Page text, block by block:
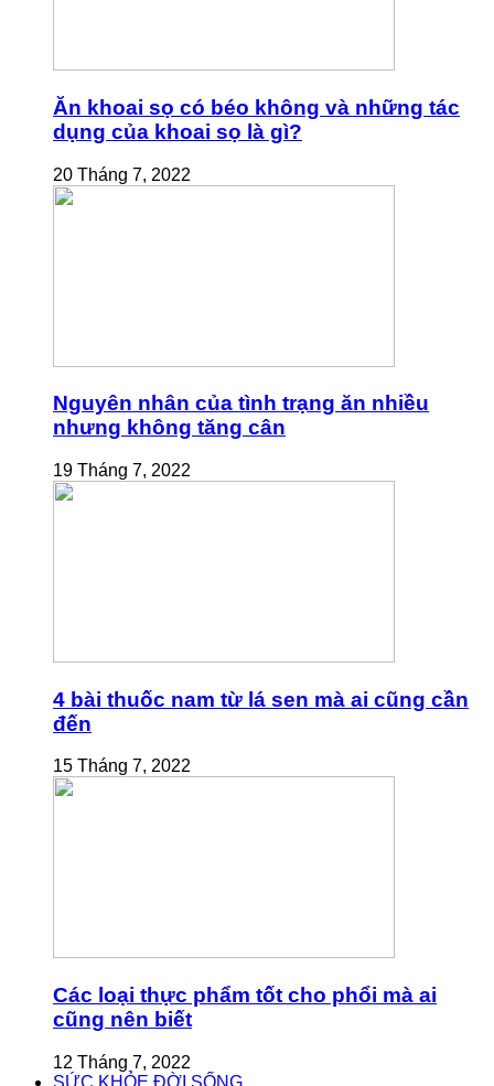
Ăn khoai sọ có béo không và những tác
dụng của khoai sọ là gì?
20 Tháng 7, 2022
Nguyên nhân của tình trạng ăn nhiều
nhưng không tăng cân
19 Tháng 7, 2022
4 bài thuốc nam từ lá sen mà ai cũng cần
đến
15 Tháng 7, 2022
Các loại thực phẩm tốt cho phổi mà ai
cũng nên biết
12 Tháng 7, 2022
SỨC KHỎE ĐỜI SỐNG